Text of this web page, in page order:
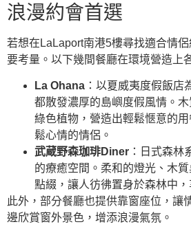
浪漫約會首選
若想在LaLaport南港5樓尋找適合情
要考量。以下幾間餐廳在環境營造上
La Ohana ：以夏威夷度假飯店
都散發濃厚的島嶼度假風情。
綠色植物，營造出輕鬆愜意的
鬆心情的情侶。
武蔵野森珈琲Diner ：日式森林
的療癒空間。柔和的燈光、木
點綴，讓人彷彿置身於森林中
此外，部分餐廳也提供靠窗座位，讓
邊欣賞窗外景色，增添浪漫氣氛。